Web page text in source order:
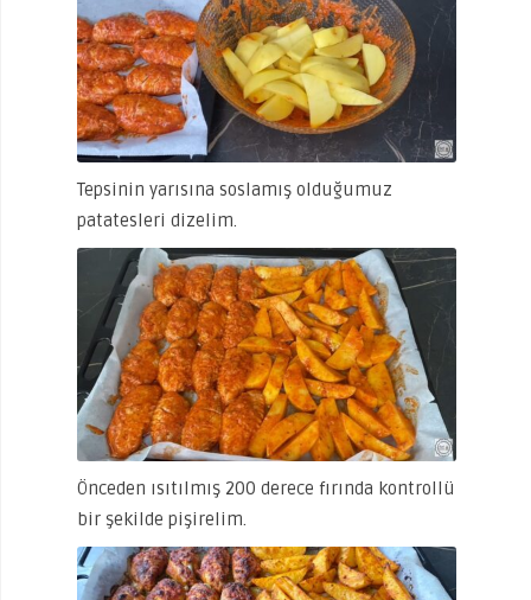
Tepsinin yarısına soslamış olduğumuz
patatesleri dizelim.
Önceden ısıtılmış 200 derece fırında kontrollü
bir şekilde pişirelim.